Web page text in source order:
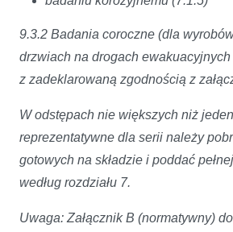
9.3.2 Badania coroczne (dla
drzwiach na drogach
z zadeklarowaną zgodnością z
W odstępach nie większych niż
reprezentatywne dla serii należy
gotowych na składzie i poddać
według rozdziału 7.
Uwaga: Załącznik B (normatywny)